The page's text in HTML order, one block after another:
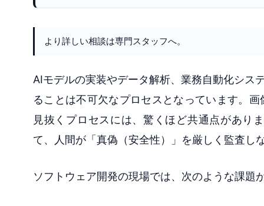
より詳しい相談は専門スタッフへ。
AIモデルの実装やデータ解析、業務自動化シス
ることは不可欠なプロセスとなっています。
見抜くプロセスには、驚くほど共通点があり
て、人間が「真偽（安全性）」を厳しく監査し
ソフトウェア開発の現場では、次のような課題